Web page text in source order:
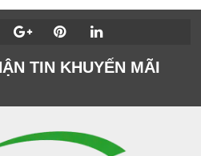
TIN KHUYẾN MÃI